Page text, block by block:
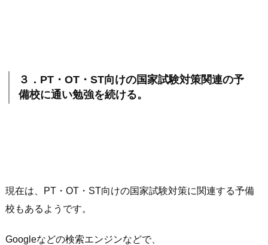
３．PT・OT・ST向けの国家試験対策関連の予
備校に通い勉強を続ける。
現在は、PT・OT・ST向けの国家試験対策に関連する予備
校もあるようです。
Googleなどの検索エンジンなどで、